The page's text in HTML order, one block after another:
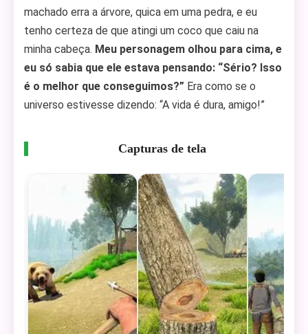
machado erra a árvore, quica em uma pedra, e eu
tenho certeza de que atingi um coco que caiu na
minha cabeça. Meu personagem olhou para cima, e
eu só sabia que ele estava pensando: “Sério? Isso
é o melhor que conseguimos?” Era como se o
universo estivesse dizendo: “A vida é dura, amigo!”
Capturas de tela